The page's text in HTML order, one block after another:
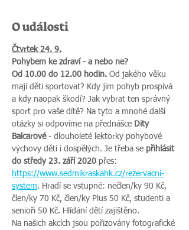
O události
Čtvrtek 24. 9.
Pohybem ke zdraví - a nebo ne?
Od 10.00 do 12.00 hodin. Od jakého věku
mají děti sportovat? Kdy jim pohyb prospívá
a kdy naopak škodí? Jak vybrat ten správný
sport pro vaše dítě? Na tyto a mnohé další
otázky si odpovíme na přednášce ​ Dity
Balcarové - dlouholeté lektorky pohybové
výchovy dětí i dospělých. Je třeba se ​ přihlásit
do středy 23. září 2020 přes:
https://www.sedmikraskahk.cz/rezervacni-
system. Hradí se vstupné: nečlen/ky 90 Kč,
člen/ky 70 Kč, člen/ky Plus 50 Kč, studenti a
senioři 50 Kč. Hlídání dětí zajištěno.
Na našich akcích jsou pořizovány fotografické